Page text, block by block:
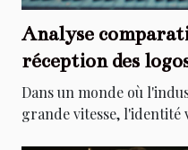
Analyse
réception des
musicale
Dans un monde où
grande vitesse, l'identité